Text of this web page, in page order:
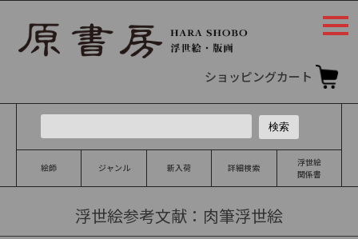
ショッピングカート
絵師 ジャンル 新入荷 詳細検索
浮世絵
関係書
浮世絵参考文献：肉筆浮世絵